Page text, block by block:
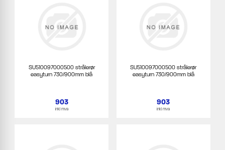
SU510097000500 strålerør
easyturn 730/900mm blå
903
inkl mva
SU510097000500 strålerør
easyturn 730/900mm blå
903
inkl mva